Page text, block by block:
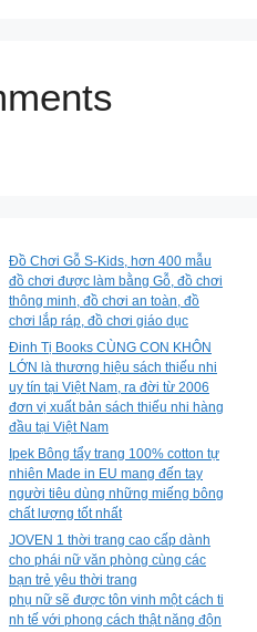
Đồ Chơi Gỗ S-Kids, hơn 400 mẫu
đồ chơi được làm bằng Gỗ, đồ chơi
thông minh, đồ chơi an toàn, đồ
chơi lắp ráp, đồ chơi giáo dục
Đinh Tị Books CÙNG CON KHÔN
LỚN là thương hiệu sách thiếu nhi
uy tín tại Việt Nam, ra đời từ 2006
đơn vị xuất bản sách thiếu nhi hàng
đầu tại Việt Nam
Ipek Bông tẩy trang 100% cotton tự
nhiên Made in EU mang đến tay
người tiêu dùng những miếng bông
chất lượng tốt nhất
JOVEN 1 thời trang cao cấp dành
cho phái nữ văn phòng cùng các
bạn trẻ yêu thời trang
phụ nữ sẽ được tôn vinh một cách ti
nh tế với phong cách thật năng độn